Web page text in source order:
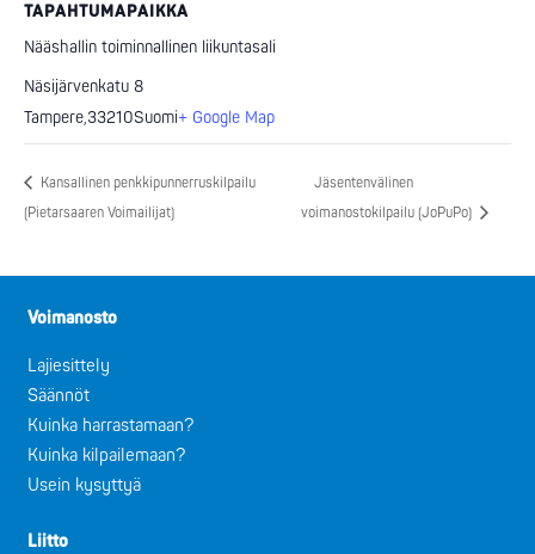
TAPAHTUMAPAIKKA
Nääshallin toiminnallinen liikuntasali
Näsijärvenkatu 8
Tampere,33210Suomi+ Google Map
Kansallinen penkkipunnerruskilpailu
(Pietarsaaren Voimailijat)
Jäsentenvälinen
voimanostokilpailu (JoPuPo)
Voimanosto
Lajiesittely
Säännöt
Kuinka harrastamaan?
Kuinka kilpailemaan?
Usein kysyttyä
Liitto